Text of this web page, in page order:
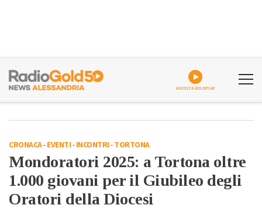
ASCOLTA GOLDPLAY
CRONACA-EVENTI-INCONTRI-TORTONA
Mondoratori 2025: a Tortona oltre
1.000 giovani per il Giubileo degli
Oratori della Diocesi